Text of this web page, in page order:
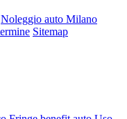
Noleggio auto Milano
Sitemap